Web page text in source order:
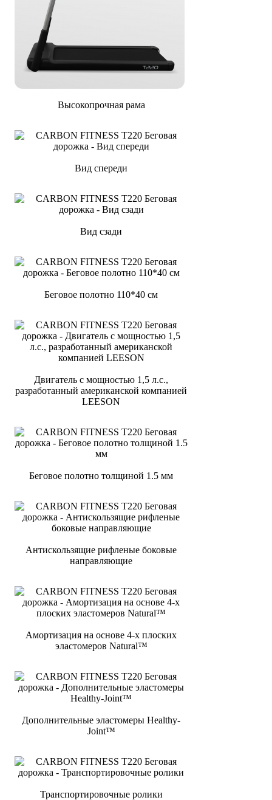
Высокопрочная рама
Вид спереди
Вид сзади
Беговое полотно 110*40 см
Двигатель с мощностью 1,5 л.с.,
разработанный американской компанией
LEESON
Беговое полотно толщиной 1.5 мм
Антискользящие рифленые боковые
направляющие
Амортизация на основе 4-х плоских
эластомеров Natural™
Дополнительные эластомеры Healthy-
Joint™
Транспортировочные ролики